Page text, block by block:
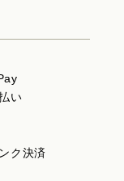
い
ク決済